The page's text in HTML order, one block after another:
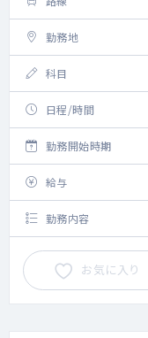
勤務地
科目
日程/時間
勤務開始時期
給与
勤務内容
お気に入り